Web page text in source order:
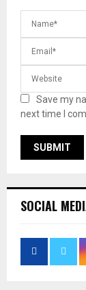
Save my
next time I
SOCIAL